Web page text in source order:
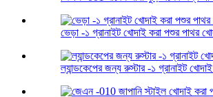
ভেড়া -১ গ্রানাইট খোদাই করা পশুর পাথর
ল্যান্ডকেপের জন্য রুস্টার -১ গ্রানাইট খোদাই